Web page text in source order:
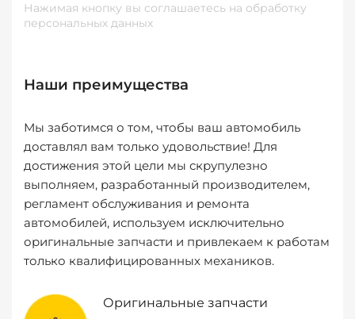
Нажимая кнопку вы соглашаетесь на обработку
персональных данных
Наши преимущества
Мы заботимся о том, чтобы ваш автомобиль
доставлял вам только удовольствие! Для
достижения этой цели мы скрупулезно
выполняем, разработанный производителем,
регламент обслуживания и ремонта
автомобилей, используем исключительно
оригинальные запчасти и привлекаем к работам
только квалифицированных механиков.
Оригинальные запчасти